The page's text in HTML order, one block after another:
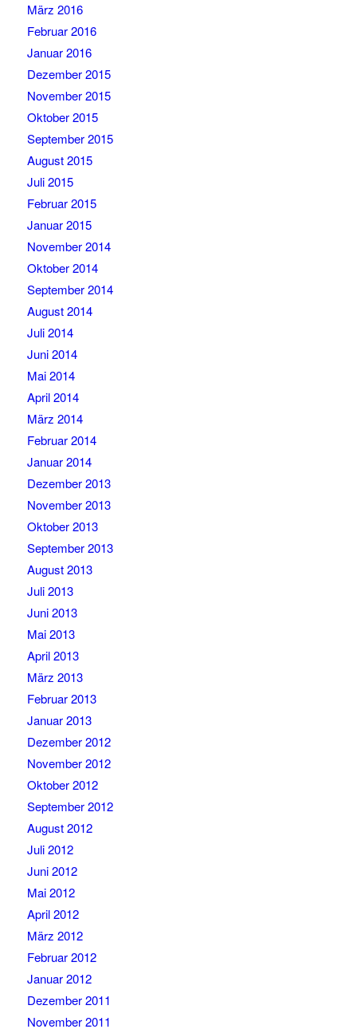
März 2016
Februar 2016
Januar 2016
Dezember 2015
November 2015
Oktober 2015
September 2015
August 2015
Juli 2015
Februar 2015
Januar 2015
November 2014
Oktober 2014
September 2014
August 2014
Juli 2014
Juni 2014
Mai 2014
April 2014
März 2014
Februar 2014
Januar 2014
Dezember 2013
November 2013
Oktober 2013
September 2013
August 2013
Juli 2013
Juni 2013
Mai 2013
April 2013
März 2013
Februar 2013
Januar 2013
Dezember 2012
November 2012
Oktober 2012
September 2012
August 2012
Juli 2012
Juni 2012
Mai 2012
April 2012
März 2012
Februar 2012
Januar 2012
Dezember 2011
November 2011